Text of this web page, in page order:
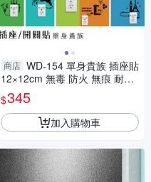
商店 WD-154 單身貴族 插座貼
12×12cm 無毒 防火 無痕 耐日
照 正反面無色差
$345
加入購物車